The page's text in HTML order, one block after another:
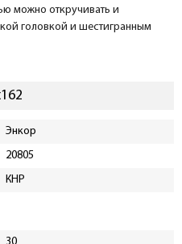
можно откручивать и
головкой и шестигранным
Энкор
20805
КНР